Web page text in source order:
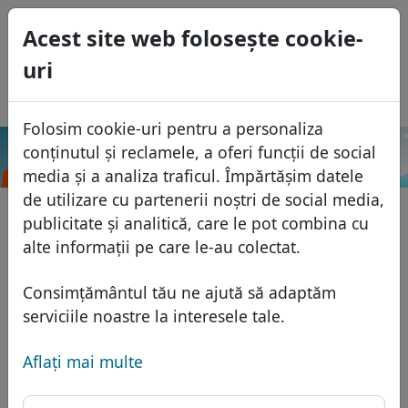
Acest site web foloseşte cookie-
uri
Folosim cookie-uri pentru a personaliza
conținutul și reclamele, a oferi funcții de social
media și a analiza traficul. Împărtășim datele
de utilizare cu partenerii noștri de social media,
publicitate și analitică, care le pot combina cu
alte informații pe care le-au colectat.
Consimțământul tău ne ajută să adaptăm
serviciile noastre la interesele tale.
Aflaţi mai multe
Domenii
Baza domeniilor
Domenii africane
Domenii asiatice
Domenii europene
Domeniile din Orientul Mijlociu
Lista de preţuri
Reduceri
Transfer
Caută
Protecţia ID
Gazduire DNS
FAQ
USD
EUR
GBP
Español
Français
Italiano
Português
Eesti
.com.na Caută